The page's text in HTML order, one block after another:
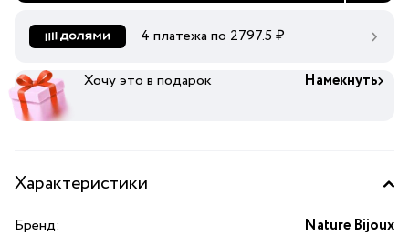
4 платежа по 2797.5 ₽
Хочу это в подарок Намекнуть
Характеристики
Бренд:
Nature Bijoux